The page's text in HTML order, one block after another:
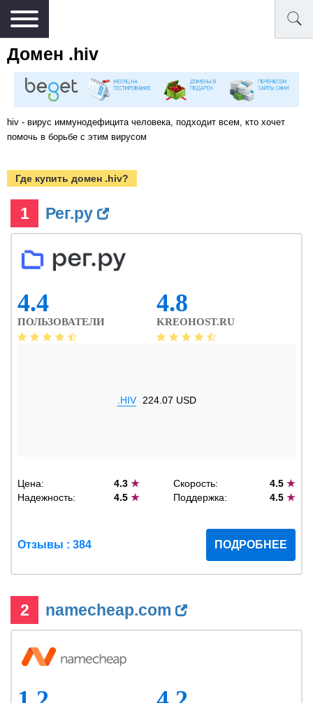
Домен .hiv
hiv - вирус иммунодефицита человека, подходит всем, кто хочет
помочь в борьбе с этим вирусом
Где купить домен .hiv?
1 Рег.ру
4.4
ПОЛЬЗОВАТЕЛИ
4.8
KREOHOST.RU
.HIV 224.07 USD
Цена: 4.3★ Скорость: 4.5 ★
Надежность:
4.5★ Поддержка: 4.5 ★
Отзывы : 384 ПОДРОБНЕЕ
2 namecheap.com